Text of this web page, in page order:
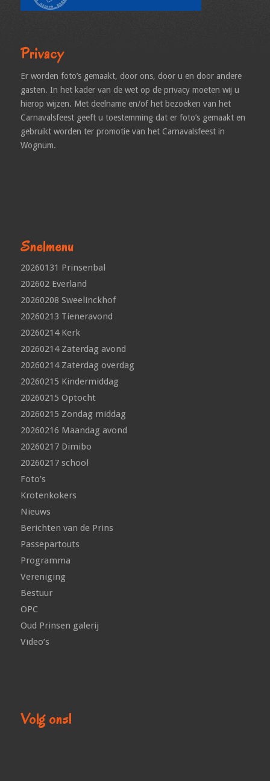
Privacy
Er worden foto’s gemaakt, door ons, door u en door andere
gasten. In het kader van de wet op de privacy moeten wij u
hierop wijzen. Met deelname en/of het bezoeken van het
Carnavalsfeest geeft u toestemming dat er foto’s gemaakt en
gebruikt worden ter promotie van het Carnavalsfeest in
Wognum.
Snelmenu
20260131 Prinsenbal
202602 Everland
20260208 Sweelinckhof
20260213 Tieneravond
20260214 Kerk
20260214 Zaterdag avond
20260214 Zaterdag overdag
20260215 Kindermiddag
20260215 Optocht
20260215 Zondag middag
20260216 Maandag avond
20260217 Dimibo
20260217 school
Foto’s
Krotenkokers
Nieuws
Berichten van de Prins
Passepartouts
Programma
Vereniging
Bestuur
OPC
Oud Prinsen galerij
Video’s
Volg ons!